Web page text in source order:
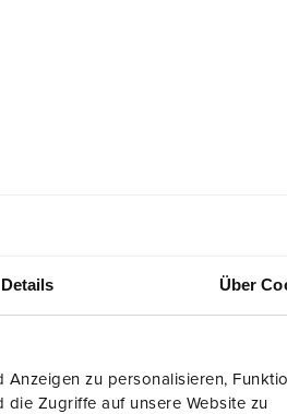
Details Über
zu personalisieren,
Zugriffe auf unsere Website zu
uttag Cepex-design, vit